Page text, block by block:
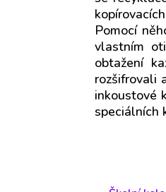
Pomocí
vlastním
obtažení
rozšifrovali
inkoustové
speciálních